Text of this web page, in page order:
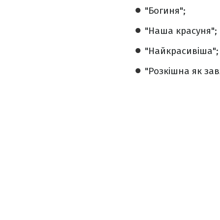
"Богиня";
"Наша красуня";
"Найкрасивіша";
"Розкішна як